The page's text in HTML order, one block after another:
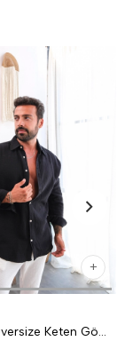
Siyah Düz Oversize Keten Gömlek VS4050